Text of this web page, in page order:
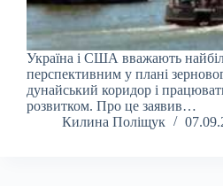
Україна і США вважають
перспективним у плані
дунайський коридор і
розвитком. Про це заявив…
Килина Поліщук